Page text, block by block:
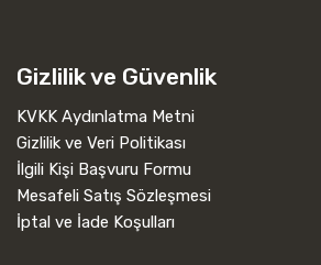
Gizlilik ve Güvenlik
KVKK Aydınlatma Metni
Gizlilik ve Veri Politikası
İlgili Kişi Başvuru Formu
Mesafeli Satış Sözleşmesi
İptal ve İade Koşulları